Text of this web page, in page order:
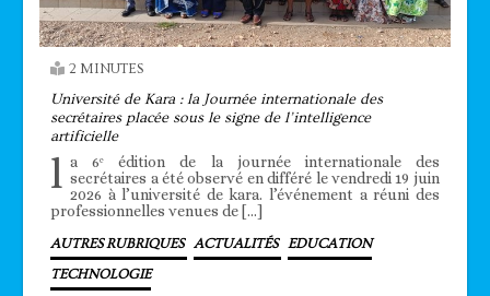
2 MINUTES
Université de Kara : la Journée internationale des
secrétaires placée sous le signe de l’intelligence
artificielle
l a 6ᵉ édition de la journée internationale des
secrétaires a été observé en différé le vendredi 19 juin
2026 à l’université de kara. l’événement a réuni des
professionnelles venues de […]
AUTRES RUBRIQUES ACTUALITÉS EDUCATION
TECHNOLOGIE